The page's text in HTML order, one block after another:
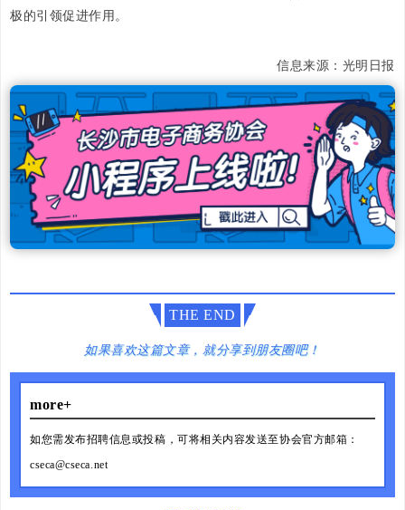
极的引领促进作用。
信息来源：光明日报
THE END
如果喜欢这篇文章，就分享到朋友圈吧！
more+
如您需发布招聘信息或投稿，可将相关内容发送至协会官方邮箱：
cseca@cseca.net